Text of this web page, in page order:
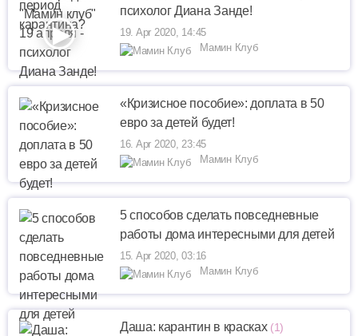
психолог Диана Занде!
19. Apr 2020, 14:45
Мамин Клуб
«Кризисное пособие»: доплата в 50
евро за детей будет!
16. Apr 2020, 23:45
Мамин Клуб
5 способов сделать повседневные
работы дома интересными для детей
15. Apr 2020, 03:16
Мамин Клуб
Даша: карантин в красках (1)